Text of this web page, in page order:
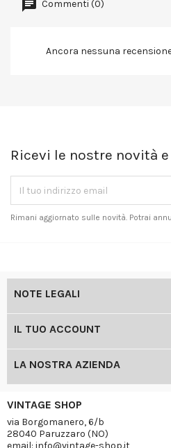
Commenti (0)
Ancora nessuna
Ricevi le nostre novità
Rimani aggiornato sulle novità. Potrai
NOTE LEGALI
IL TUO ACCOUNT
LA NOSTRA AZIENDA
VINTAGE SHOP
via Borgomanero, 6/b
28040 Paruzzaro (NO)